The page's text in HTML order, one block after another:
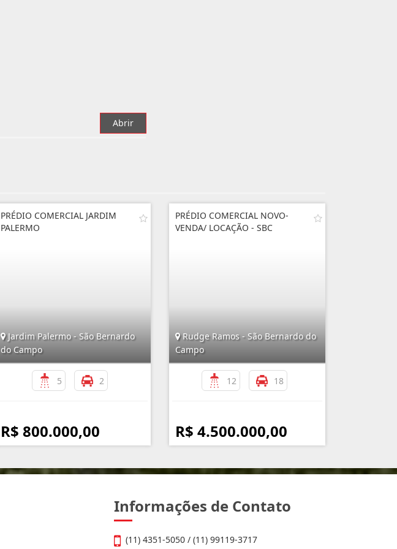
Abrir
PRÉDIO COMERCIAL JARDIM
PALERMO
Jardim Palermo - São Bernardo
do Campo
5 2
R$ 800.000,00
PRÉDIO COMERCIAL NOVO-
VENDA/ LOCAÇÃO - SBC
Rudge Ramos - São Bernardo do
Campo
12 18
R$ 4.500.000,00
Informações de Contato
(11) 4351-5050 / (11) 99119-3717